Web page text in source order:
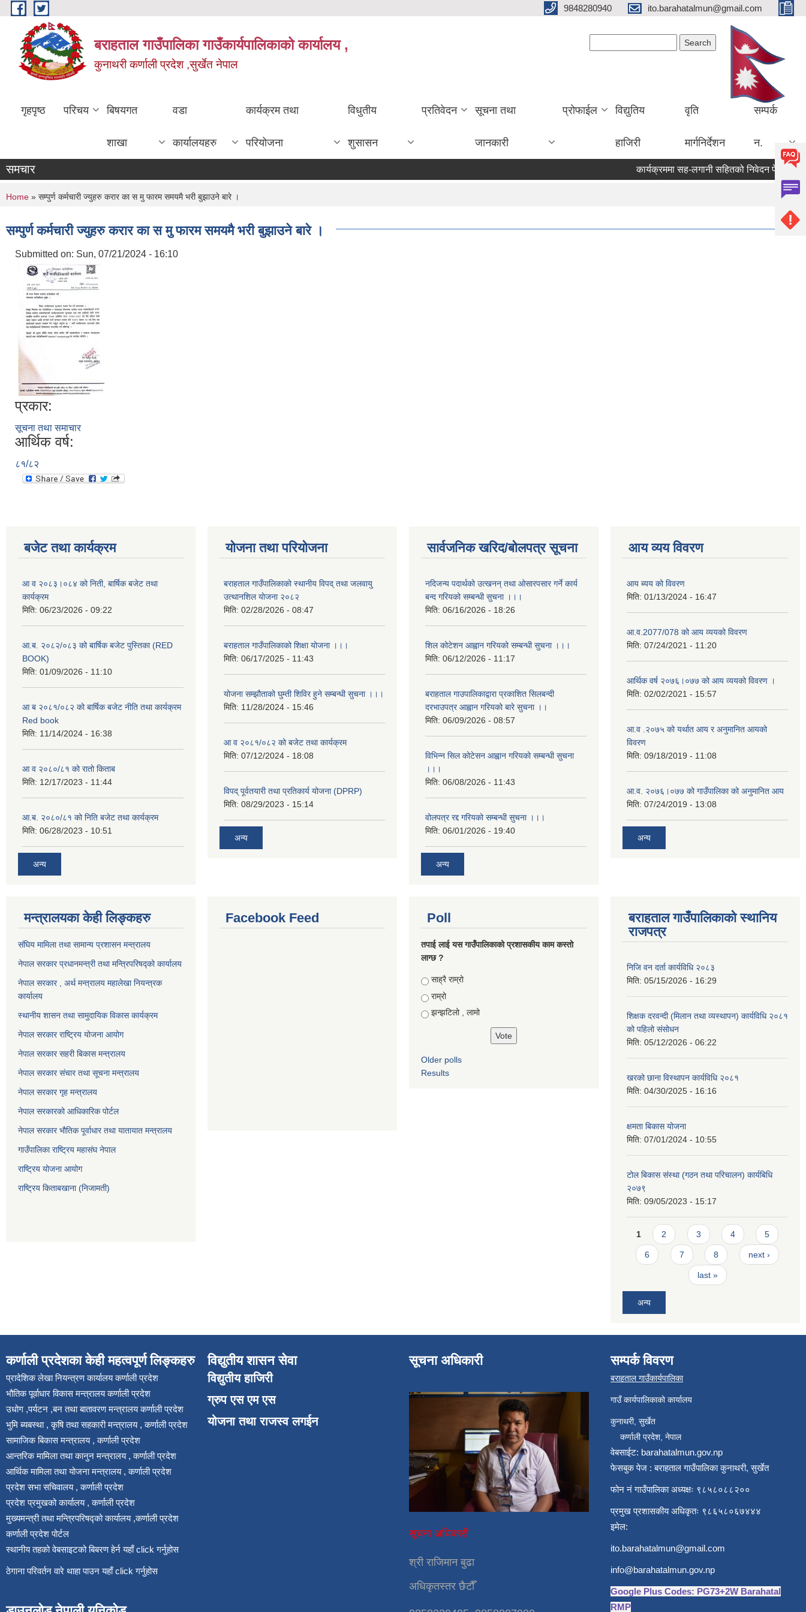
Skip to main content 9848280940 ito.barahatalmun@gmail.com
बराहताल गाउँपालिका गाउँकार्यपालिकाको कार्यालय ,
कुनाथरी कर्णाली प्रदेश ,सुर्खेत नेपाल
गृहपृष्ठ परिचय बिषयगत
शाखा
वडा
कार्यालयहरु
कार्यक्रम तथा
परियोजना
विधुतीय
शुसासन
प्रतिवेदन सूचना तथा
जानकारी
प्रोफाईल विद्युतिय
हाजिरी
वृति
मार्गनिर्देशन
सम्पर्क
न.
समचार कार्यक्रममा सह-लगानी सहितको निवेदन पेश गर्ने
You are here
Home » सम्पुर्ण कर्मचारी ज्युहरु करार का स मु फारम समयमै भरी बुझाउने बारे ।
सम्पुर्ण कर्मचारी ज्युहरु करार का स मु फारम समयमै भरी बुझाउने बारे ।
Submitted on: Sun, 07/21/2024 - 16:10
प्रकार:
सूचना तथा समाचार
आर्थिक वर्ष:
८१/८२
बजेट तथा कार्यक्रम
आ व २०८३।०८४ को निती, बार्षिक बजेट तथा
कार्यक्रम
मिति: 06/23/2026 - 09:22
आ.ब. २०८२/०८३ को बार्षिक बजेट पुस्तिका (RED
BOOK)
मिति: 01/09/2026 - 11:10
आ ब २०८१/०८२ को बार्षिक बजेट नीति तथा कार्यक्रम
Red book
मिति: 11/14/2024 - 16:38
आ व २०८०/८१ को रातो किताब
मिति: 12/17/2023 - 11:44
आ.ब. २०८०/८१ को निति बजेट तथा कार्यक्रम
मिति: 06/28/2023 - 10:51
अन्य
योजना तथा परियोजना
बराहताल गाउँपालिकाकाे स्थानीय विपद् तथा जलवायु
उत्थानशिल याेजना २०८२
मिति: 02/28/2026 - 08:47
बराहताल गाउँपालिकाको शिक्षा योजना ।।।
मिति: 06/17/2025 - 11:43
योजना सम्झौताको घुम्ती शिविर हुने सम्बन्धी सुचना ।।।
मिति: 11/28/2024 - 15:46
आ व २०८१/०८२ को बजेट तथा कार्यक्रम
मिति: 07/12/2024 - 18:08
विपद् पूर्वतयारी तथा प्रतिकार्य योजना (DPRP)
मिति: 08/29/2023 - 15:14
अन्य
सार्वजनिक खरिद/बोलपत्र सूचना
नदिजन्य पदार्थको उत्खनन् तथा ओसारपसार गर्ने कार्य
बन्द गरियको सम्बन्धी सुचना ।।।
मिति: 06/16/2026 - 18:26
शिल कोटेशन आह्वान गरियको सम्बन्धी सुचना ।।।
मिति: 06/12/2026 - 11:17
बराहताल गाउपालिकाद्वारा प्रकाशित सिलबन्दी
दरभाउपत्र आह्वान गरियको बारे सुचना ।।
मिति: 06/09/2026 - 08:57
विभिन्न सिल कोटेसन आह्वान गरियको सम्बन्धी सुचना
।।।
मिति: 06/08/2026 - 11:43
वोलपत्र रद्द गरियको सम्बन्धी सुचना ।।।
मिति: 06/01/2026 - 19:40
अन्य
आय व्यय विवरण
आय ब्यय को विवरण
मिति: 01/13/2024 - 16:47
आ.व.2077/078 को आय व्ययको विवरण
मिति: 07/24/2021 - 11:20
आर्थिक वर्ष २०७६।०७७ को आय व्ययको विवरण ।
मिति: 02/02/2021 - 15:57
आ.व .२०७५ को यर्थात आय र अनुमानित आयको
विवरण
मिति: 09/18/2019 - 11:08
आ.व. २०७६।०७७ को गाउँपालिका को अनुमानित आय
मिति: 07/24/2019 - 13:08
अन्य
मन्त्रालयका केही लिङ्कहरु
संघिय मामिला तथा सामान्य प्रशासन मन्त्रालय
नेपाल सरकार प्रधानमन्त्री तथा मन्त्रिपरिषद्को कार्यालय
नेपाल सरकार , अर्थ मन्त्रालय महालेखा नियन्त्रक
कार्यालय
स्थानीय शासन तथा सामुदायिक विकास कार्यक्रम
नेपाल सरकार राष्ट्रिय योजना आयोग
नेपाल सरकार सहरी बिकास मन्त्रालय
नेपाल सरकार संचार तथा सूचना मन्त्रालय
नेपाल सरकार गृह मन्त्रालय
नेपाल सरकारको आधिकारिक पोर्टल
नेपाल सरकार भौतिक पूर्वाधार तथा यातायात मन्त्रालय
गाउँपालिका राष्ट्रिय महासंघ नेपाल
राष्ट्रिय योजना आयोग
राष्ट्रिय किताबखाना (निजामती)
Facebook Feed Poll
तपाई लाई यस गाउँपालिकाको प्रशासकीय काम कस्तो
लाग्छ ?
Choices
साह्रै राम्रो
राम्रो
झन्झटिलो , लामो
Older polls
Results
बराहताल गाउँपालिकाको स्थानिय
राजपत्र
निजि वन दर्ता कार्यविधि २०८३
मिति: 05/15/2026 - 16:29
शिक्षक दरवन्दी (मिलान तथा व्यस्थापन) कार्यविधि २०८१
को पहिलो संसोधन
मिति: 05/12/2026 - 06:22
खरको छाना विस्थापन कार्यविधि २०८१
मिति: 04/30/2025 - 16:16
क्षमता बिकास योजना
मिति: 07/01/2024 - 10:55
टोल बिकास संस्था (गठन तथा परिचालन) कार्यबिधि
२०७९
मिति: 09/05/2023 - 15:17
Pages
1 2 3 4 5
6 7 8 next ›
last »
अन्य
कर्णाली प्रदेशका केही महत्वपूर्ण लिङ्कहरु
प्रादेशिक लेखा नियन्त्रण कार्यालय कर्णाली प्रदेश
भौतिक पूर्वाधार विकास मन्त्रालय कर्णाली प्रदेश
उधोग ,पर्यटन ,बन तथा बातावरण मन्त्रालय कर्णाली प्रदेश
भुमि ब्यबस्था , कृषि तथा सहकारी मन्त्रालय , कर्णाली प्रदेश
सामाजिक बिकास मन्त्रालय , कर्णाली प्रदेश
आन्तरिक मामिला तथा कानुन मन्त्रालय , कर्णाली प्रदेश
आर्थिक मामिला तथा योजना मन्त्रालय , कर्णाली प्रदेश
प्रदेश सभा सचिवालय , कर्णाली प्रदेश
प्रदेश प्रमुखको कार्यालय , कर्णाली प्रदेश
मुख्यमन्त्री तथा मन्त्रिपरिषद्को कार्यालय ,कर्णाली प्रदेश
कर्णाली प्रदेश पोर्टल
स्थानीय तहको वेबसाइटको बिबरण हेर्न यहाँ click गर्नुहोस
ठेगाना परिवर्तन वारे थाहा पाउन यहाँ click गर्नुहोस
विद्युतीय शासन सेवा
विद्युतीय हाजिरी
ग्रुप एस एम एस
योजना तथा राजस्व लगईन
सूचना अधिकारी
सूचना अधिकारी
श्री राजिमान बुढा
अधिकृतस्तर छैटौँ
सम्पर्क विवरण
बराहताल गाउँकार्यपालिका
गाउँ कार्यपालिकाको कार्यालय
कुनाथरी, सुर्खेत
कर्णाली प्रदेश, नेपाल
वेबसाईट: barahatalmun.gov.np
फेसबुक पेज : बराहताल गाउँपालिका कुनाथरी, सुर्खेत
फोन नं गाउँपालिका अध्यक्षः ९८५८०८८२००
प्रमुख प्रशासकीय अधिकृतः ९८६५८०६७४४४
इमेल:
ito.barahatalmun@gmail.com
info@barahatalmun.gov.np
Google Plus Codes: PG73+2W Barahatal
RMP